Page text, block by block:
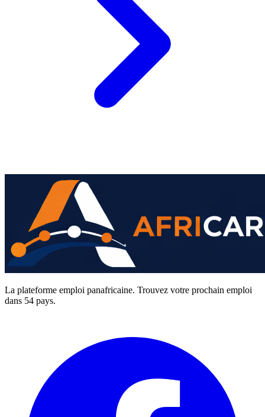
La plateforme emploi panafricaine. Trouvez votre prochain emploi
dans 54 pays.